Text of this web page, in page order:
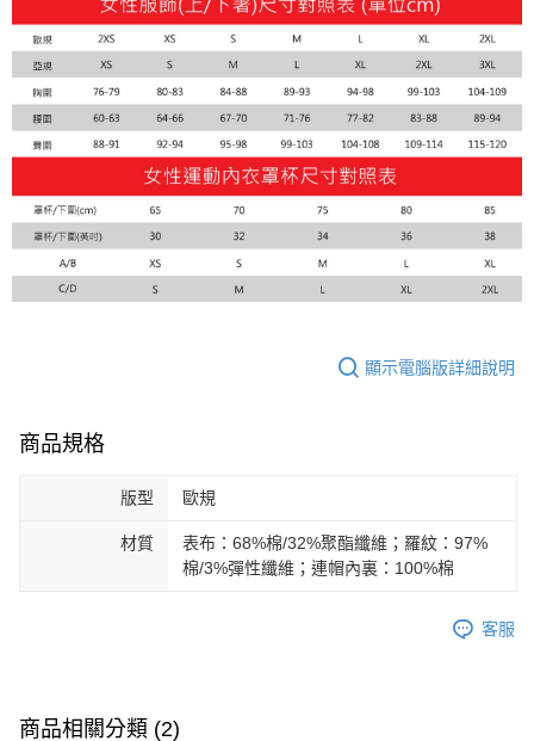
顯示電腦版詳細說明
商品規格
版型 歐規
材質
表布：68%棉/32%聚酯纖維；羅紋：97%
棉/3%彈性纖維；連帽內裏：100%棉
客服
商品相關分類 (2)